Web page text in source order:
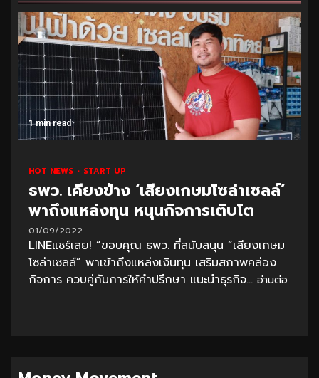
1 min read
HOT NEWS START UP
ธพว. เคียงข้าง ‘เสียงเกษมโซล่าเซลล์’
พาถึงแหล่งทุน หนุนกิจการเติบโต
01/09/2022
LINEแชร์เลย! “ขอบคุณ ธพว. ที่สนับสนุน “เสียงเกษม
โซล่าเซลล์” พาเข้าถึงแหล่งเงินทุน เสริมสภาพคล่อง
กิจการ ควบคู่กับการให้คำปรึกษา แนะนำธุรกิจ... อ่านต่อ